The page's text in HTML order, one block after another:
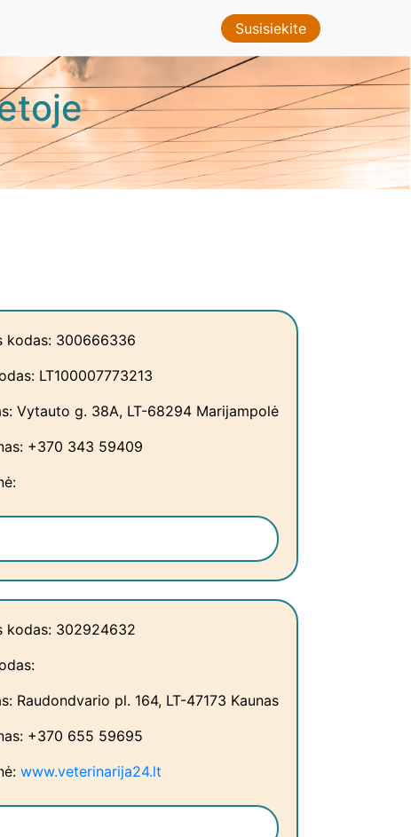
Susisiekite
kodas: 300666336
LT100007773213
Vytauto g. 38A, LT-68294 Marijampolė
+370 343 59409
kodas: 302924632
Raudondvario pl. 164, LT-47173 Kaunas
+370 655 59695
www.veterinarija24.lt